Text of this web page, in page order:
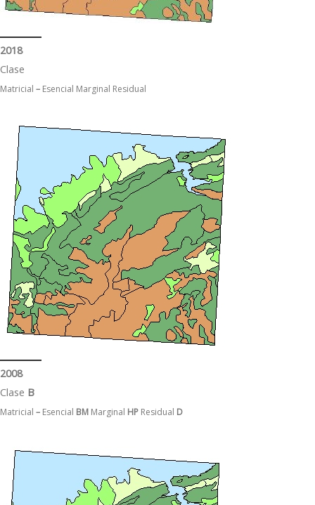
2018
Clase
Matricial – Esencial Marginal Residual
2008
Clase B
Matricial – Esencial BM Marginal HP Residual D